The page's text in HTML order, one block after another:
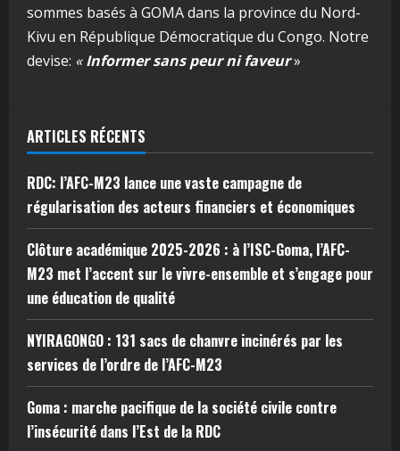
sommes basés à GOMA dans la province du Nord-
Kivu en République Démocratique du Congo. Notre
devise: «Informer sans peur ni faveur»
ARTICLES RÉCENTS
RDC: l’AFC-M23 lance une vaste campagne de
régularisation des acteurs financiers et économiques
Clôture académique 2025-2026 : à l’ISC-Goma, l’AFC-
M23 met l’accent sur le vivre-ensemble et s’engage pour
une éducation de qualité
NYIRAGONGO : 131 sacs de chanvre incinérés par les
services de l’ordre de l’AFC-M23
Goma : marche pacifique de la société civile contre
l’insécurité dans l’Est de la RDC